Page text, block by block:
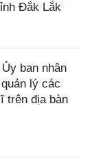
Đắk Lắk
ban nhân
lý các
trên địa bàn